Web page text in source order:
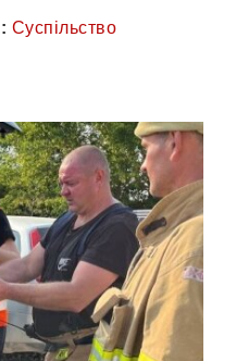
Суспільство